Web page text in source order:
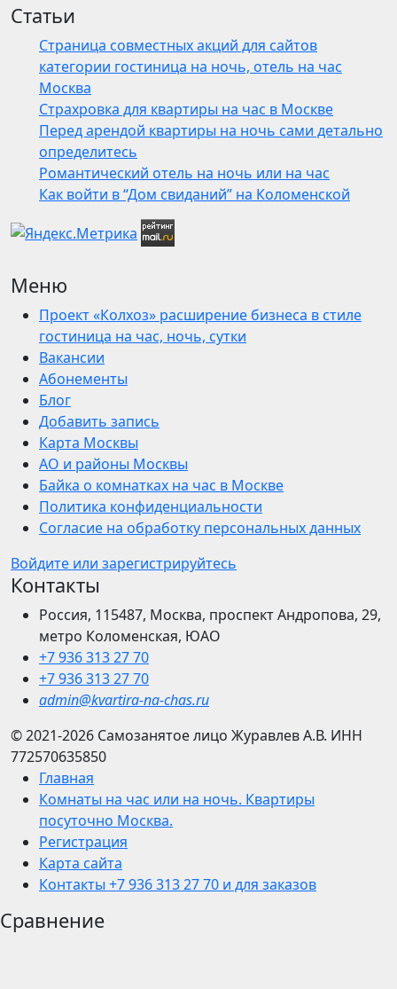
Статьи
Страница совместных акций для сайтов
категории гостиница на ночь, отель на час
Москва
Страхровка для квартиры на час в Москве
Перед арендой квартиры на ночь сами детально
определитесь
Романтический отель на ночь или на час
Как войти в “Дом свиданий” на Коломенской
Меню
Проект «Колхоз» расширение бизнеса в стиле
гостиница на час, ночь, сутки
Вакансии
Абонементы
Блог
Добавить запись
Карта Москвы
АО и районы Москвы
Байка о комнатках на час в Москве
Политика конфиденциальности
Согласие на обработку персональных данных
Войдите или зарегистрируйтесь
Контакты
Россия, 115487, Москва, проспект Андропова, 29,
метро Коломенская, ЮАО
+7 936 313 27 70
+7 936 313 27 70
admin@kvartira-na-chas.ru
© 2021-2026 Самозанятое лицо Журавлев А.В. ИНН
772570635850
Главная
Комнаты на час или на ночь. Квартиры
посуточно Москва.
Регистрация
Карта сайта
Контакты +7 936 313 27 70 и для заказов
Сравнение